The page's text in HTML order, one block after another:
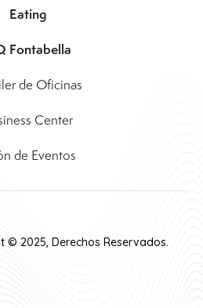
Eating
Fontabella
de Oficinas
Center
de Eventos
© 2025, Derechos Reservados.